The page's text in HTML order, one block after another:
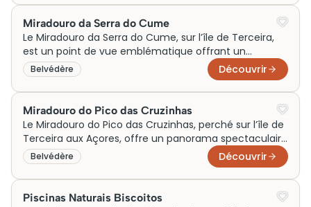
insulaire. Des sentiers pittoresques serpentent à
travers ce paysage lunaire où l’on peut observer des
fumerolles et s’immerger dans une ambiance
mystique. Historiquement, cet espace servait
d’indicateur naturel de l’intense activité volcanique de
la région.
Miradouro da Serra do Cume
Le Miradouro da Serra do Cume, sur l’île de Terceira,
est un point de vue emblématique offrant un
panorama spectaculaire sur les vastes plaines
intérieures et la côte de Praia da Vitória.
Historiquement, cette région a joué un rôle crucial
dans l’agriculture locale, notamment l’élevage et la
culture. Le site, connu pour son atmosphère paisible
et ses paysages verdoyants parsemés de haies
volcaniques, symbolise l’harmonie entre nature et
tradition insulaire.
Belvédère Découvrir
Miradouro do Pico das Cruzinhas
Le Miradouro do Pico das Cruzinhas, perché sur l’île de
Terceira aux Açores, offre un panorama spectaculaire
sur la ville d’Angra do Heroísmo, classée au patrimoine
mondial de l’UNESCO. Ce belvédère tire son nom des
petites croix qui jalonnent le chemin en souvenir
d’anciennes processions religieuses. Initialement un
Belvédère Découvrir
Piscinas Naturais Biscoitos